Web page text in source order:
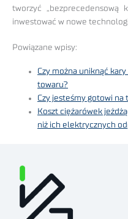
tworzyć „bezprecedensową
inwestować w nowe
Powiązane wpisy:
Czy można uniknąć
towaru?
Czy jesteśmy gotowi
Koszt ciężarówek
niż ich elektrycznych